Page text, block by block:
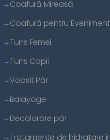
Coafură Mireasă
Coafură pentru
Tuns Femei
Tuns Copii
Vopsit Păr
Balayage
Decolorare păr
Tratamente de hidratare